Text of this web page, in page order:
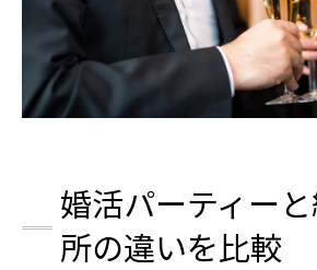
婚活パーティー
所の違いを比較